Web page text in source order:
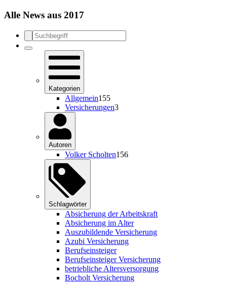
Alle News aus 2017
Kategorien
Allgemein155
Versicherungen3
Autoren
Volker Scholten156
Schlagwörter
Absicherung der Arbeitskraft
Absicherung im Alter
Auszubildende Versicherung
Azubi Versicherung
Berufseinsteiger
Berufseinsteiger Versicherung
betriebliche Altersversorgung
Bocholt Versicherung